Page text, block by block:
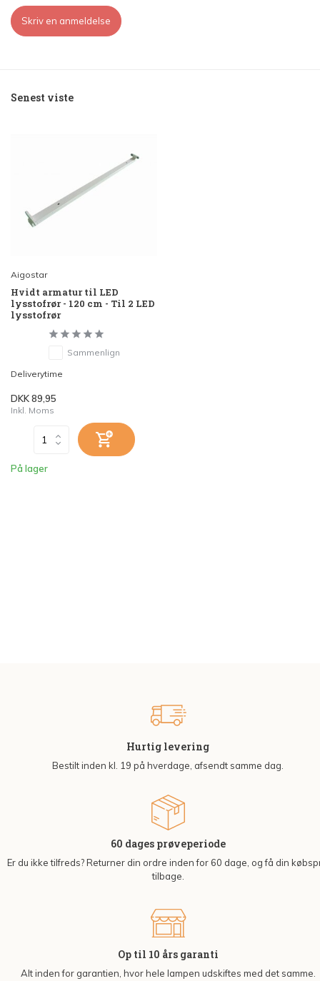
Skriv en anmeldelse
Senest viste
Aigostar
Hvidt armatur til LED
lysstofrør - 120 cm - Til 2 LED
lysstofrør
Sammenlign
Deliverytime
DKK 89,95
Inkl. Moms
På lager
Hurtig levering
Bestilt inden kl. 19 på hverdage, afsendt samme dag.
60 dages prøveperiode
Er du ikke tilfreds? Returner din ordre inden for 60 dage, og få din
tilbage.
Op til 10 års garanti
Alt inden for garantien, hvor hele lampen udskiftes med det samme.